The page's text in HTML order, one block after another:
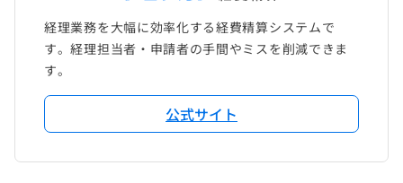
経理業務を大幅に効率化する経費精算システムで
す。経理担当者・申請者の手間やミスを削減できま
す。
公式サイト